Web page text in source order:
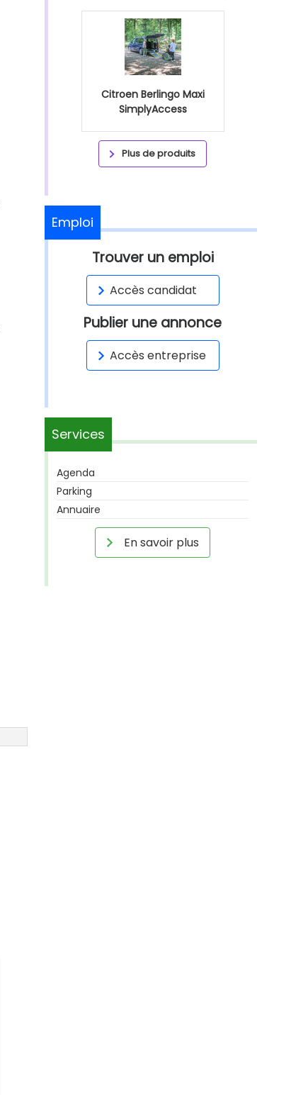
Citroen Berlingo Maxi
SimplyAccess
Plus de produits
Emploi
Trouver un emploi
Accès candidat
Publier une annonce
Accès entreprise
Services
Agenda
Parking
Annuaire
En savoir plus